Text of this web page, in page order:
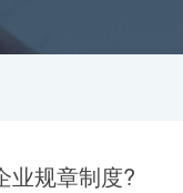
业规章制度?